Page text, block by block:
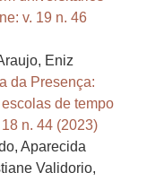
v. 19 n. 46
Eniz
da Presença:
de tempo
n. 44 (2023)
Aparecida
Validorio,